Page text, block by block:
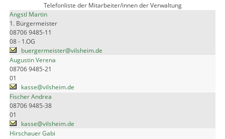
Telefonliste der Mitarbeiter/innen der Verwaltung
Angstl Martin
1. Bürgermeister
08706 9485-11
08 - 1.OG
buergermeister@vilsheim.de
Augustin Verena
08706 9485-21
01
kasse@vilsheim.de
Fischer Andrea
08706 9485-38
01
kasse@vilsheim.de
Hirschauer Gabi